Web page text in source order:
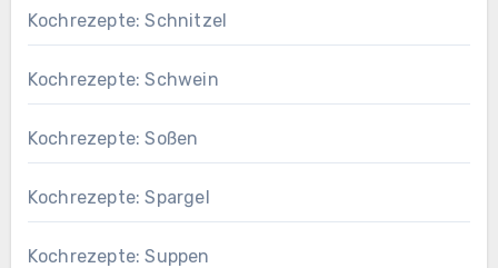
Kochrezepte: Schnitzel
Kochrezepte: Schwein
Kochrezepte: Soßen
Kochrezepte: Spargel
Kochrezepte: Suppen